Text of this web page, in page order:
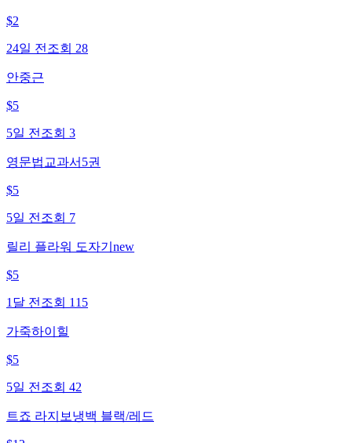
$2
24일 전 조회 28
안중근
$5
5일 전 조회 3
영문법교과서5권
$5
5일 전 조회 7
릴리 플라워 도자기new
$5
1달 전 조회 115
가죽하이힐
$5
5일 전 조회 42
트죠 라지보냉백 블랙/레드